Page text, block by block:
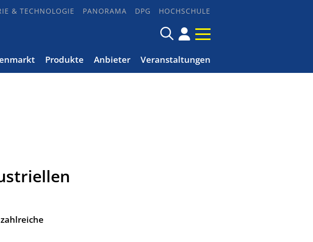
& TECHNOLOGIE PANORAMA DPG HOCHSCHULE
Produkte Anbieter Veranstaltungen